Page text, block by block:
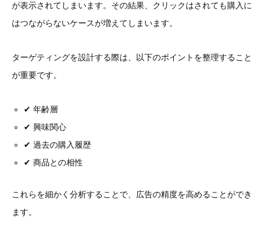
が表示されてしまいます。その結果、クリックはされても購入に
はつながらないケースが増えてしまいます。
ターゲティングを設計する際は、以下のポイントを整理すること
が重要です。
✔ 年齢層
✔ 興味関心
✔ 過去の購入履歴
✔ 商品との相性
これらを細かく分析することで、広告の精度を高めることができ
ます。